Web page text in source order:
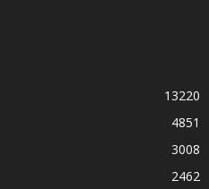
13220
4851
3008
2462